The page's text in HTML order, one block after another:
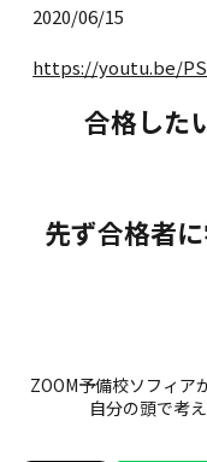
2020/06/15
https://youtu.be/
合格した
先ず合格者
ZOOM予備校ソフィア
自分の頭で考